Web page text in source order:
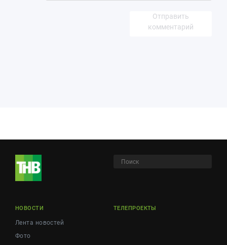
Отправить
комментарий
НОВОСТИ
Лента новостей
Фото
ТЕЛЕПРОЕКТЫ